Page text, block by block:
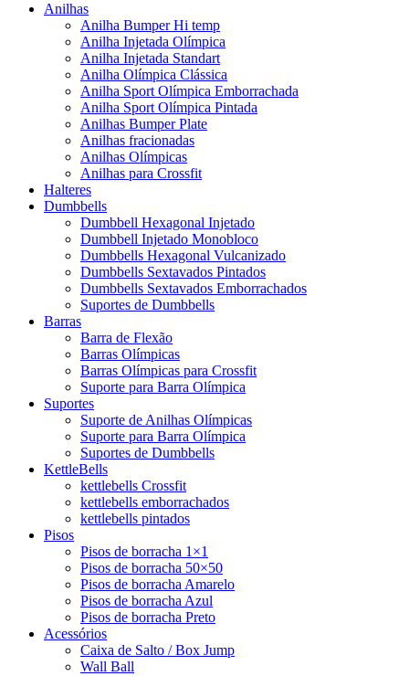
Anilhas
Anilha Bumper Hi temp
Anilha Injetada Olímpica
Anilha Injetada Standart
Anilha Olímpica Clássica
Anilha Sport Olímpica Emborrachada
Anilha Sport Olímpica Pintada
Anilhas Bumper Plate
Anilhas fracionadas
Anilhas Olímpicas
Anilhas para Crossfit
Halteres
Dumbbells
Dumbbell Hexagonal Injetado
Dumbbell Injetado Monobloco
Dumbbells Hexagonal Vulcanizado
Dumbbells Sextavados Pintados
Dumbbells Sextavados Emborrachados
Suportes de Dumbbells
Barras
Barra de Flexão
Barras Olímpicas
Barras Olímpicas para Crossfit
Suporte para Barra Olímpica
Suportes
Suporte de Anilhas Olímpicas
Suporte para Barra Olímpica
Suportes de Dumbbells
KettleBells
kettlebells Crossfit
kettlebells emborrachados
kettlebells pintados
Pisos
Pisos de borracha 1×1
Pisos de borracha 50×50
Pisos de borracha Amarelo
Pisos de borracha Azul
Pisos de borracha Preto
Acessórios
Caixa de Salto / Box Jump
Wall Ball